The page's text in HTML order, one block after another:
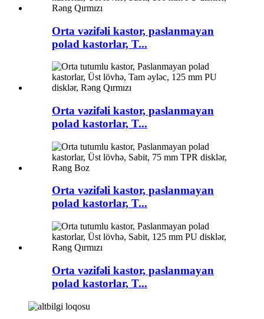
Orta vəzifəli kastor, paslanmayan
polad kastorlar, T...
Orta vəzifəli kastor, paslanmayan
polad kastorlar, T...
Orta vəzifəli kastor, paslanmayan
polad kastorlar, T...
Orta vəzifəli kastor, paslanmayan
polad kastorlar, T...